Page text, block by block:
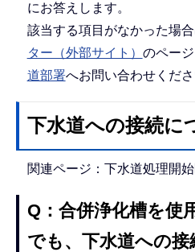
にお答えします。
該当する項目がなかった場合
ター（外部サイト） のページ
道部署へお問い合わせくださ
下水道への接続に
関連ページ：下水道処理開
Q：合併浄化槽を使
でも、下水道への